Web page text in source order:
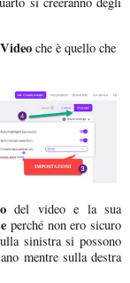
che è quello che
del video e la sua
perché non ero sicuro
sinistra si possono
mentre sulla destra